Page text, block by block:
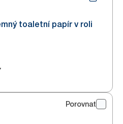
toaletní papír v roli
Porovnat